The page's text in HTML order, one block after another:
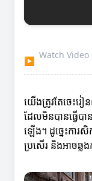
▶
Watch Video
យើងត្រូវតែចេះរៀ
ដែលមិនបានធ្វើបា
ឡើង។ ដូច្នេះការ
ប្រសើរ និងអាចឆ្ល